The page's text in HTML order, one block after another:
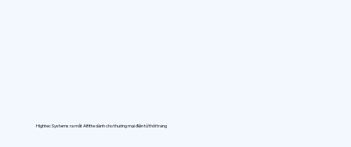
Hightec Systems ra mắt AIfitte dành cho thương mại điện tử thời trang